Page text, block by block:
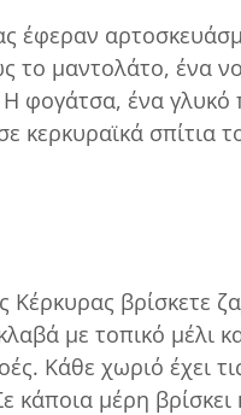
έφεραν
το μαντολάτο, ένα
φογάτσα, ένα
κερκυραϊκά σπίτια
βρίσκετε
με τοπικό μέλι
Κάθε χωριό έχει
κάποια μέρη